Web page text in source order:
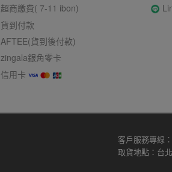
超商繳費( 7-11 ibon)
貨到付款
AFTEE(貨到後付款)
zingala銀角零卡
信用卡
客戶服務專線
取貨地點：台